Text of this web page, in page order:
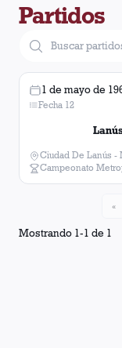
Partidos
1 de mayo de
Fecha 12
Ciudad De Lanús -
Campeonato
Mostrando 1-1 de 1
«